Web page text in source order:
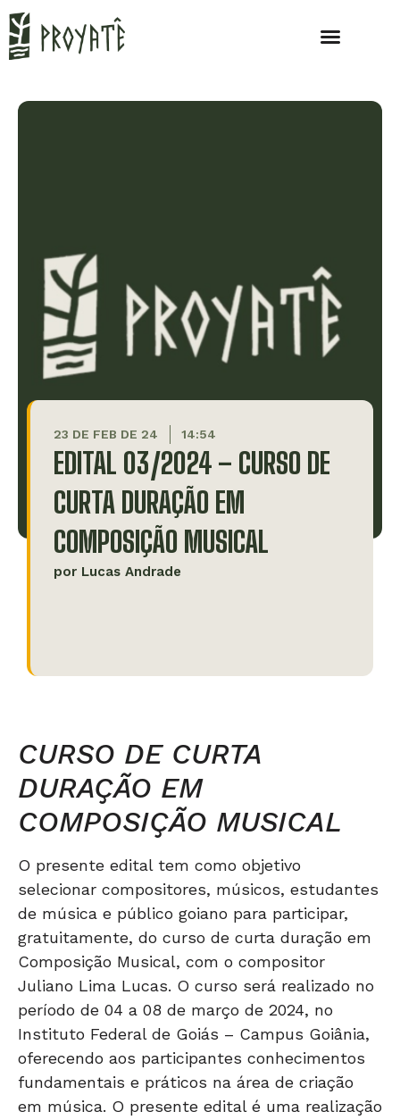
23 DE FEB DE 24 14:54
EDITAL 03/2024 – CURSO DE
CURTA DURAÇÃO EM
COMPOSIÇÃO MUSICAL
por Lucas Andrade
CURSO DE CURTA
DURAÇÃO EM
COMPOSIÇÃO MUSICAL
O presente edital tem como objetivo
selecionar compositores, músicos, estudantes
de música e público goiano para participar,
gratuitamente, do curso de curta duração em
Composição Musical, com o compositor
Juliano Lima Lucas. O curso será realizado no
período de 04 a 08 de março de 2024, no
Instituto Federal de Goiás – Campus Goiânia,
oferecendo aos participantes conhecimentos
fundamentais e práticos na área de criação
em música. O presente edital é uma realização